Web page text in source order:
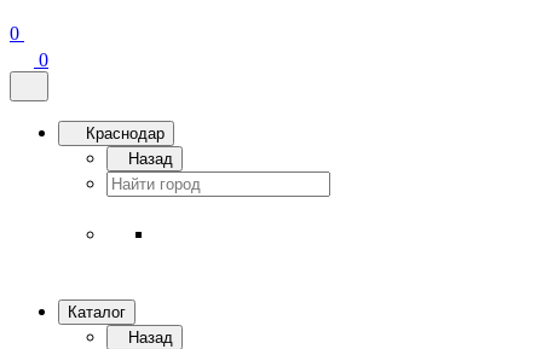
0
0
Краснодар
Назад
Каталог
Назад